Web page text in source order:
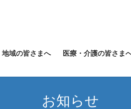
地域の皆さまへ 医療・介護の皆さま
お知らせ